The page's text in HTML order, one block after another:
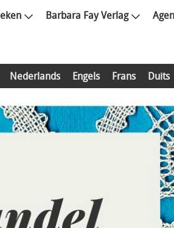
Barbara Fay Verlag
Nederlands Engels Frans Duits